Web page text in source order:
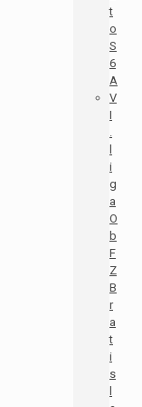
t
o
S
6
A
V
I
.
i
g
a
O
b
F
Z
B
r
a
t
i
s